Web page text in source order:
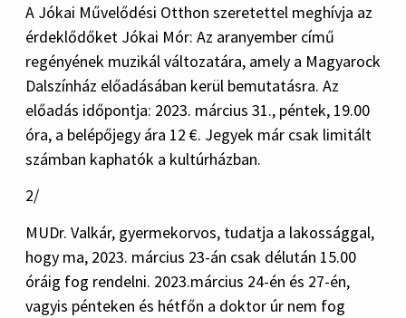
A Jókai Művelődési Otthon szeretettel meghívja az
érdeklődőket Jókai Mór: Az aranyember című
regényének muzikál változatára, amely a Magyarock
Dalszínház előadásában kerül bemutatásra. Az
előadás időpontja: 2023. március 31., péntek, 19.00
óra, a belépőjegy ára 12 €. Jegyek már csak limitált
számban kaphatók a kultúrházban.
2/
MUDr. Valkár, gyermekorvos, tudatja a lakossággal,
hogy ma, 2023. március 23-án csak délután 15.00
óráig fog rendelni. 2023.március 24-én és 27-én,
vagyis pénteken és hétfőn a doktor úr nem fog